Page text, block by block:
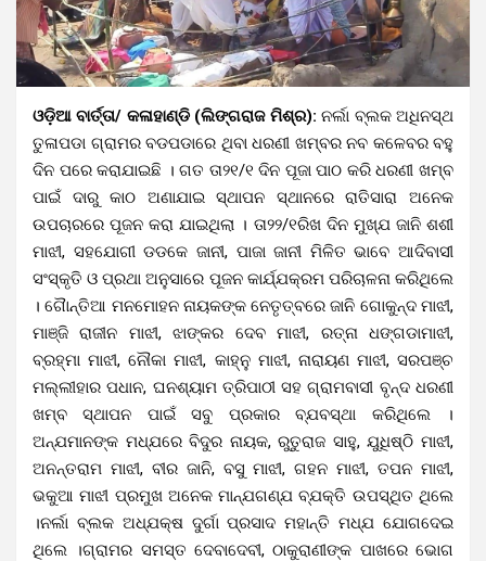
ଓଡ଼ିଆ ବାର୍ତ୍ତା/ କଳାହାଣ୍ଡି (ଲିଙ୍ଗରାଜ ମିଶ୍ର): ନର୍ଲା ବ୍ଲକ ଅଧିନସ୍ଥ
ତୁଳାପଡା ଗ୍ରାମର ବଡପଡାରେ ଥିବା ଧରଣୀ ଖମ୍ବର ନବ କଳେବର ବହୁ
ଦିନ ପରେ କରାଯାଇଛି । ଗତ ତା୨୧/୧ ଦିନ ପୂଜା ପାଠ କରି ଧରଣୀ ଖମ୍ବ
ପାଇଁ ଦାରୁ କାଠ ଅଣାଯାଇ ସ୍ଥାପନ ସ୍ଥାନରେ ରାତିସାରା ଅନେକ
ଉପଚାରରେ ପୂଜନ କରା ଯାଇଥିଲା । ତା୨୨/୧ରିଖ ଦିନ ମୁଖ୍ଯ ଜାନି ଶଶୀ
ମାଝୀ, ସହଯୋଗୀ ଡଡକେ ଜାନୀ, ପାଜା ଜାନୀ ମିଳିତ ଭାବେ ଆଦିବାସୀ
ସଂସ୍କୃତି ଓ ପ୍ରଥା ଅନୁସାରେ ପୂଜନ କାର୍ଯ୍ଯକ୍ରମ ପରିଚାଳନା କରିଥିଲେ
। ଗୈାନ୍ତିଆ ମନମୋହନ ନାୟକଙ୍କ ନେତୃତ୍ବରେ ଜାନି ଗୋକୁନ୍ଦ ମାଝୀ,
ମାଞ୍ଜି ରାଜୀନ ମାଝୀ, ଝାଙ୍କର ଦେବ ମାଝୀ, ରତ୍ନା ଧଙ୍ଗଡାମାଝୀ,
ବ୍ରହ୍ମା ମାଝୀ, ନୌକା ମାଝୀ, କାହ୍ନୁ ମାଝୀ, ନାରାୟଣ ମାଝୀ, ସରପଞ୍ଚ
ମଲ୍ଲୀହାର ପଧାନ, ଘନଶ୍ୟାମ ତ୍ରିପାଠୀ ସହ ଗ୍ରାମବାସୀ ବୃନ୍ଦ ଧରଣୀ
ଖମ୍ବ ସ୍ଥାପନ ପାଇଁ ସବୁ ପ୍ରକାର ବ୍ଯବସ୍ଥା କରିଥିଲେ ।
ଅନ୍ଯମାନଙ୍କ ମଧ୍ଯରେ ବିଦୁର ନାୟକ, ରୁତୁରାଜ ସାହୁ, ଯୁଧିଷ୍ଠି ମାଝୀ,
ଅନନ୍ତରାମ ମାଝୀ, ବୀର ଜାନି, ବସୁ ମାଝୀ, ଗହନ ମାଝୀ, ତପନ ମାଝୀ,
ଭକୁଆ ମାଝୀ ପ୍ରମୁଖ ଅନେକ ମାନ୍ଯଗଣ୍ଯ ବ୍ଯକ୍ତି ଉପସ୍ଥିତ ଥିଲେ
।ନର୍ଲା ବ୍ଲକ ଅଧ୍ଯକ୍ଷ ଦୁର୍ଗା ପ୍ରସାଦ ମହାନ୍ତି ମଧ୍ଯ ଯୋଗଦେଇ
ଥିଲେ ।ଗ୍ରାମର ସମସ୍ତ ଦେବାଦେବୀ, ଠାକୁରାଣୀଙ୍କ ପାଖରେ ଭୋଗ